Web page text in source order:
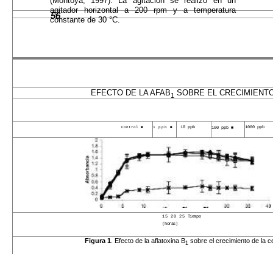
agitador horizontal a 200 rpm y a temperatura
constante de 30 °C.
56
EFECTO DE LA AFAB1 SOBRE EL
Control ■ 1 ppb ■ 10 ppb 100 ppb ■ 1000 ppb
15 20 25 Tiempo
(horas)
Figura 1. Efecto de la aflatoxina B1 sobre el crecimiento de la